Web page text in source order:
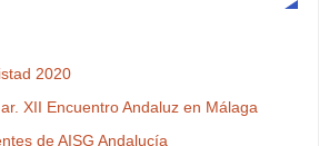
2020
XII Encuentro Andaluz en Málaga
de AISG Andalucía